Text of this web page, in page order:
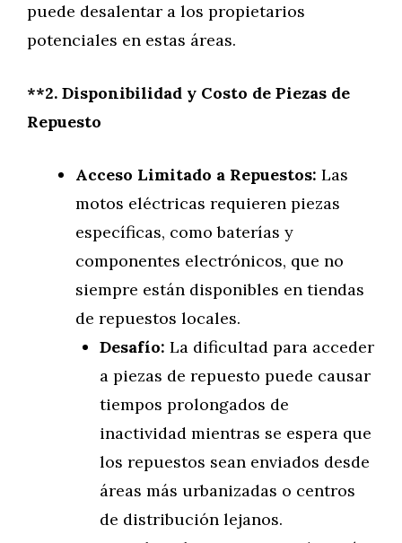
puede desalentar a los propietarios
potenciales en estas áreas.
**2. Disponibilidad y Costo de Piezas de
Repuesto
Acceso Limitado a Repuestos: Las
motos eléctricas requieren piezas
específicas, como baterías y
componentes electrónicos, que no
siempre están disponibles en tiendas
de repuestos locales.
Desafío: La dificultad para acceder
a piezas de repuesto puede causar
tiempos prolongados de
inactividad mientras se espera que
los repuestos sean enviados desde
áreas más urbanizadas o centros
de distribución lejanos.